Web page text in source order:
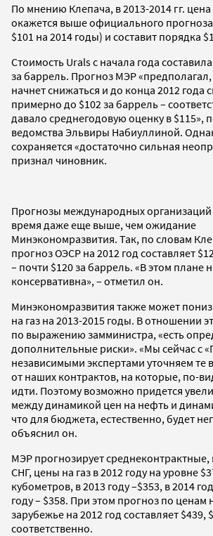
По мнению Клепача, в 2013-2014 гг.
окажется выше официального прогноза
$101 на 2014 годы) и составит порядка
Стоимость Urals с начала года
за баррель. Прогноз МЭР
начнет снижаться и до конца 2012 года
примерно до $102 за баррель –
давало среднегодовую оценку в $115»,
ведомства Эльвиры Набиуллиной.
сохраняется «достаточно сильная
признал чиновник.
Прогнозы международных организаций
время даже еще выше, чем ожидание
Минэкономразвития. Так, по словам
прогноз ОЭСР на 2012 год составляет
– почти $120 за баррель. «В этом плане
консервативна», – отметил он.
Минэкономразвития также может
на газ на 2013-2015 годы. В отношении
по выражению замминистра, «есть
дополнительные риски». «Мы сейчас с
независимыми экспертами уточняем те
от наших контрактов, на которые, по-
идти. Поэтому возможно придется
между динамикой цен на нефть и
что для бюджета, естественно, будет
объяснил он.
МЭР прогнозирует
СНГ, цены на газ в 2012 году на уровне
кубометров, в 2013 году –$353, в 2014
году – $358. При этом прогноз по ценам
зарубежье на 2012 год составляет $439,
соответственно.